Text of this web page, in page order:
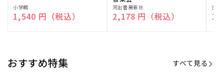
販
売
小学館
通常価格
1,540 円（税込）
販
売
河出書房新社
通常価格
2,178 円（税込）
販
売
ひ
おすすめ特集 すべて見る